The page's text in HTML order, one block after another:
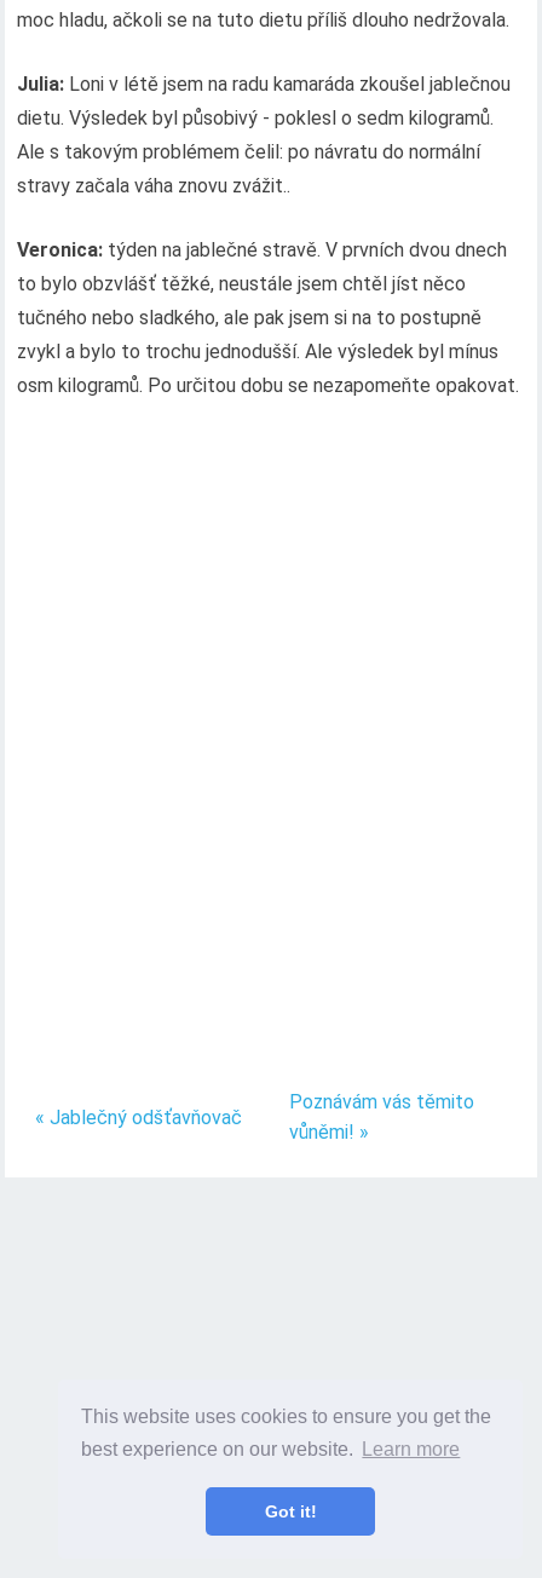
This website uses cookies to ensure you get the
best experience on our website.
Learn more
Got it!
moc hladu, ačkoli se na tuto dietu příliš dlouho nedržovala.
Julia: Loni v létě jsem na radu kamaráda zkoušel jablečnou
dietu. Výsledek byl působivý - poklesl o sedm kilogramů.
Ale s takovým problémem čelil: po návratu do normální
stravy začala váha znovu zvážit..
Veronica: týden na jablečné stravě. V prvních dvou dnech
to bylo obzvlášť těžké, neustále jsem chtěl jíst něco
tučného nebo sladkého, ale pak jsem si na to postupně
zvykl a bylo to trochu jednodušší. Ale výsledek byl mínus
osm kilogramů. Po určitou dobu se nezapomeňte opakovat.
« Jablečný odšťavňovač
Poznávám vás těmito
vůněmi! »